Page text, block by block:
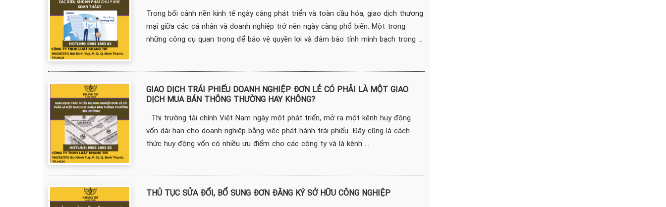
Trong bối cảnh nền kinh tế ngày càng phát triển và toàn cầu hóa, giao dịch thương
mại giữa các cá nhân và doanh nghiệp trở nên ngày càng phổ biến. Một trong
những công cụ quan trọng để bảo vệ quyền lợi và đảm bảo tính minh bạch trong ...
GIAO DỊCH TRÁI PHIẾU DOANH NGHIỆP ĐƠN LẺ CÓ PHẢI LÀ MỘT GIAO
DỊCH MUA BÁN THÔNG THƯỜNG HAY KHÔNG?
Thị trường tài chính Việt Nam ngày một phát triển, mở ra một kênh huy động
vốn dài hạn cho doanh nghiệp bằng việc phát hành trái phiếu. Đây cũng là cách
thức huy động vốn có nhiều ưu điểm cho các công ty và là kênh ...
THỦ TỤC SỬA ĐỔI, BỔ SUNG ĐƠN ĐĂNG KÝ SỞ HỮU CÔNG NGHIỆP